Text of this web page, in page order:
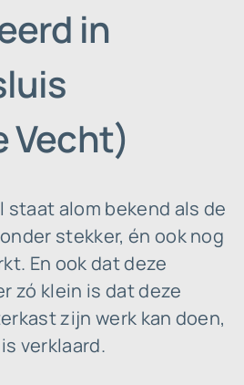
in
Vecht)
staat alom bekend als de
stekker, én ook nog
En ook dat deze
zó klein is dat deze
zijn werk kan doen,
verklaard.